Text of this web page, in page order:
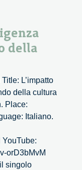
della
L’impatto
della cultura
Place:
Italiano.
YouTube:
orD3bMvM
singolo